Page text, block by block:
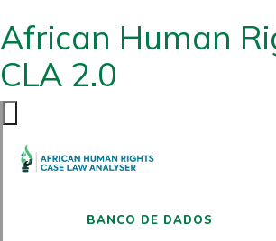
African Human
CLA 2.0
BANCO DE DADOS